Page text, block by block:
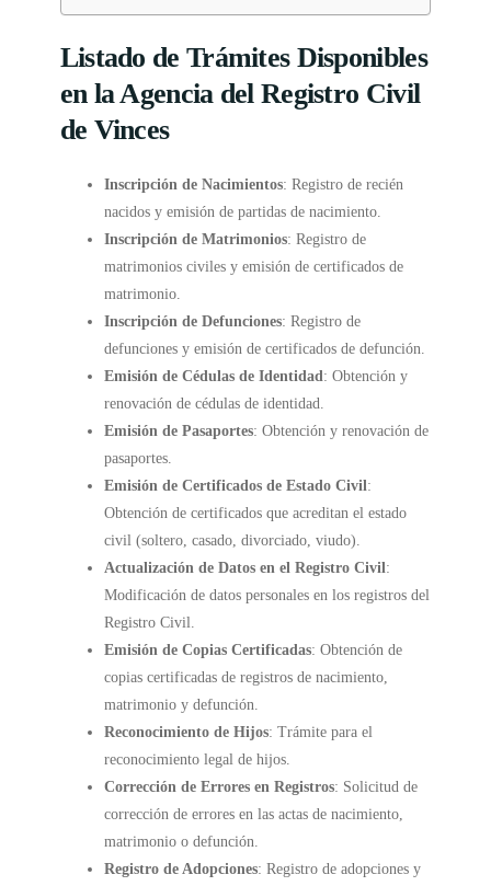
Listado de Trámites Disponibles
en la Agencia del Registro Civil
de Vinces
Inscripción de Nacimientos: Registro de recién
nacidos y emisión de partidas de nacimiento.
Inscripción de Matrimonios: Registro de
matrimonios civiles y emisión de certificados de
matrimonio.
Inscripción de Defunciones: Registro de
defunciones y emisión de certificados de defunción.
Emisión de Cédulas de Identidad: Obtención y
renovación de cédulas de identidad.
Emisión de Pasaportes: Obtención y renovación de
pasaportes.
Emisión de Certificados de Estado Civil:
Obtención de certificados que acreditan el estado
civil (soltero, casado, divorciado, viudo).
Actualización de Datos en el Registro Civil:
Modificación de datos personales en los registros del
Registro Civil.
Emisión de Copias Certificadas: Obtención de
copias certificadas de registros de nacimiento,
matrimonio y defunción.
Reconocimiento de Hijos: Trámite para el
reconocimiento legal de hijos.
Corrección de Errores en Registros: Solicitud de
corrección de errores en las actas de nacimiento,
matrimonio o defunción.
Registro de Adopciones: Registro de adopciones y